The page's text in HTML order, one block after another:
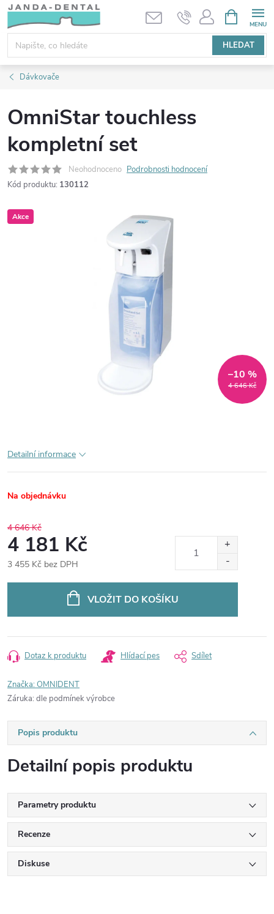
Přejít
obsah
HLEDAT
NÁKUPNÍ
KOŠÍK
Dávkovače
OmniStar touchless
kompletní set
Neohodnoceno Podrobnosti hodnocení
Kód produktu: 130112
Akce
4 646 Kč
–10 %
Detailní informace
Na objednávku
4 646 Kč
4 181 Kč
3 455 Kč bez DPH
VLOŽIT DO KOŠÍKU
Dotaz k produktu Hlídací pes Sdílet
Značka:OMNIDENT
Záruka: dle podmínek výrobce
Popis produktu
Detailní popis produktu
Parametry produktu
Recenze
Diskuse